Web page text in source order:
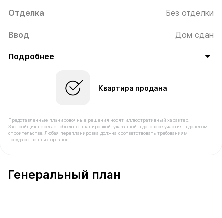
Отделка Без отделки
Ввод Дом сдан
Подробнее
Квартира продана
Представленные планировочные решения носят иллюстративный характер.
Застройщик передаёт объект с планировкой, указанной в договоре участия в долевом
строительстве. Любая перепланировка должна соответствовать требованиям
государственных органов.
Генеральный план